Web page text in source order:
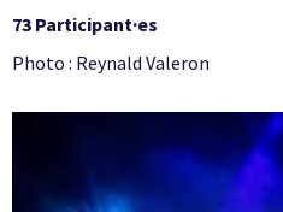
73 Participant·es
Photo : Reynald Valeron